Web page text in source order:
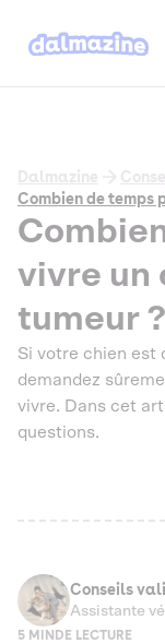
Dalmazine
Combien de temps
vivre un
tumeur ?
Si votre chien est
demandez
vivre. Dans cet
questions.
Conseils
Assistante
5 MIN DE LECTURE